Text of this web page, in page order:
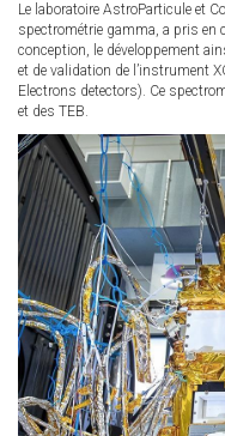
Le laboratoire AstroParticule et
spectrométrie gamma, a pris en
conception, le développement
et de validation de l’instrument
Electrons detectors). Ce
et des TEB.